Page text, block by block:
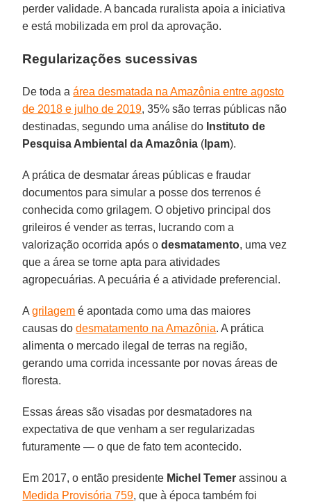
perder validade. A bancada ruralista apoia a iniciativa
e está mobilizada em prol da aprovação.
Regularizações sucessivas
De toda aárea desmatada na Amazônia entre agosto
de 2018 e julho de 2019, 35% são terras públicas não
destinadas, segundo uma análise do Instituto de
Pesquisa Ambiental da Amazônia ( Ipam).
A prática de desmatar áreas públicas e fraudar
documentos para simular a posse dos terrenos é
conhecida como grilagem. O objetivo principal dos
grileiros é vender as terras, lucrando com a
valorização ocorrida após odesmatamento, uma vez
que a área se torne apta para atividades
agropecuárias. A pecuária é a atividade preferencial.
Agrilagem é apontada como uma das maiores
causas dodesmatamento na Amazônia. A prática
alimenta o mercado ilegal de terras na região,
gerando uma corrida incessante por novas áreas de
floresta.
Essas áreas são visadas por desmatadores na
expectativa de que venham a ser regularizadas
futuramente — o que de fato tem acontecido.
Em 2017, o então presidente Michel Temer assinou a
Medida Provisória 759, que à época também foi